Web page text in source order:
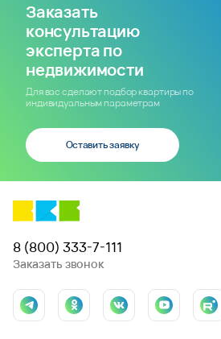
Заказать
консультацию
эксперта по
недвижимости
Для вас сделают подбор квартиры по
индивидуальным параметрам
Оставить заявку
8 (800) 333-7-111
Заказать звонок